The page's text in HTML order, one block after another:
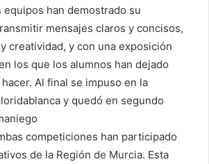
equipos han demostrado su
mensajes claros y concisos,
creatividad, y con una exposición
los que los alumnos han dejado
Al final se impuso en la
y quedó en segundo
competiciones han participado
de la Región de Murcia. Esta